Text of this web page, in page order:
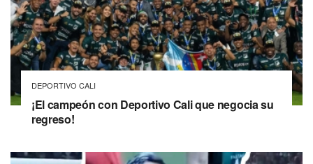
DEPORTIVO CALI
¡El campeón con Deportivo Cali que negocia su
regreso!